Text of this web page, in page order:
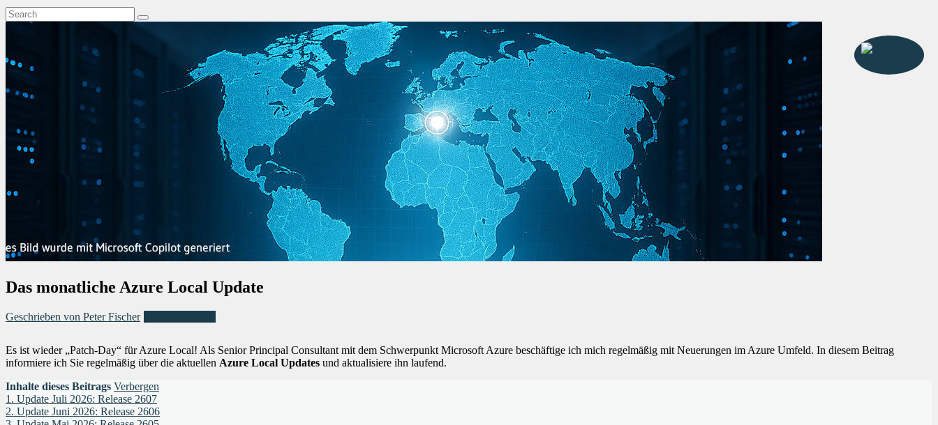
Das monatliche Azure Local Update
Geschrieben von Peter Fischer
Es ist wieder „Patch-Day“ für Azure Local! Als Senior Principal Consultant mit dem Schwerpunkt Microsoft Azure beschäftige ich mich regelmäßig mit Neuerungen im Azure Umfeld. In diesem Beitrag
informiere ich Sie regelmäßig über die aktuellen Azure Local Updates und aktualisiere ihn laufend.
Inhalte dieses Beitrags Verbergen
1. Update Juli 2026: Release 2607
2. Update Juni 2026: Release 2606